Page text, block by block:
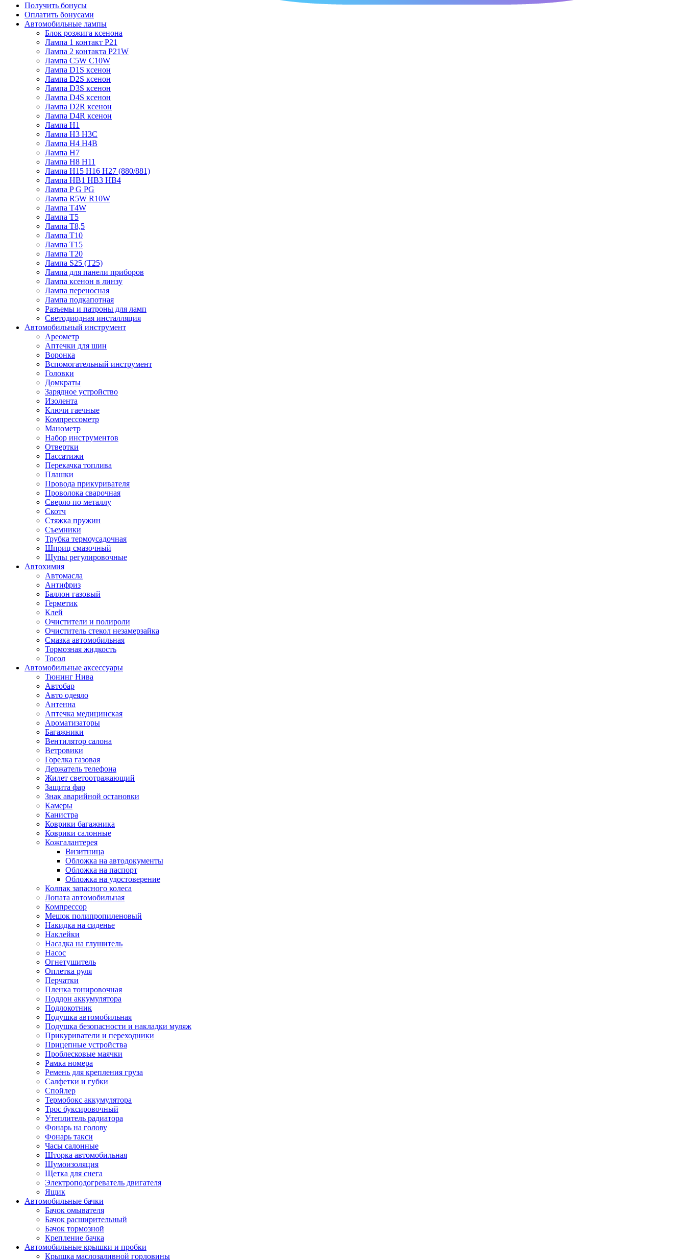
Получить бонусы
Оплатить бонусами
Автомобильные лампы
Блок розжига ксенона
Лампа 1 контакт P21
Лампа 2 контакта P21W
Лампа C5W C10W
Лампа D1S ксенон
Лампа D2S ксенон
Лампа D3S ксенон
Лампа D4S ксенон
Лампа D2R ксенон
Лампа D4R ксенон
Лампа H1
Лампа H3 H3C
Лампа H4 H4B
Лампа H7
Лампа H8 H11
Лампа H15 H16 H27 (880/881)
Лампа HB1 HB3 HB4
Лампа P G PG
Лампа R5W R10W
Лампа T4W
Лампа T5
Лампа T8,5
Лампа T10
Лампа T15
Лампа T20
Лампа S25 (T25)
Лампа для панели приборов
Лампа ксенон в линзу
Лампа переносная
Лампа подкапотная
Разъемы и патроны для ламп
Светодиодная инсталляция
Автомобильный инструмент
Ареометр
Аптечки для шин
Воронка
Вспомогательный инструмент
Головки
Домкраты
Зарядное устройство
Изолента
Ключи гаечные
Компрессометр
Манометр
Набор инструментов
Отвертки
Пассатижи
Перекачка топлива
Плашки
Провода прикуривателя
Проволока сварочная
Сверло по металлу
Скотч
Стяжка пружин
Съемники
Трубка термоусадочная
Шприц смазочный
Щупы регулировочные
Автохимия
Автомасла
Антифриз
Баллон газовый
Герметик
Клей
Очистители и полироли
Очиститель стекол незамерзайка
Смазка автомобильная
Тормозная жидкость
Тосол
Автомобильные аксессуары
Тюнинг Нива
Автобар
Авто одеяло
Антенна
Аптечка медицинская
Ароматизаторы
Багажники
Вентилятор салона
Ветровики
Горелка газовая
Держатель телефона
Жилет светоотражающий
Защита фар
Знак аварийной остановки
Камеры
Канистра
Коврики багажника
Коврики салонные
Кожгалантерея
Визитница
Обложка на автодокументы
Обложка на паспорт
Обложка на удостоверение
Колпак запасного колеса
Лопата автомобильная
Компрессор
Мешок полипропиленовый
Накидка на сиденье
Наклейки
Насадка на глушитель
Насос
Огнетушитель
Оплетка руля
Перчатки
Пленка тонировочная
Поддон аккумулятора
Подлокотник
Подушка автомобильная
Подушка безопасности и накладки муляж
Прикуриватели и переходники
Прицепные устройства
Проблесковые маячки
Рамка номера
Ремень для крепления груза
Салфетки и губки
Спойлер
Термобокс аккумулятора
Трос буксировочный
Утеплитель радиатора
Фонарь на голову
Фонарь такси
Часы салонные
Шторка автомобильная
Шумоизоляция
Щетка для снега
Электроподогреватель двигателя
Ящик
Автомобильные бачки
Бачок омывателя
Бачок расширительный
Бачок тормозной
Крепление бачка
Автомобильные крышки и пробки
Крышка маслозаливной горловины